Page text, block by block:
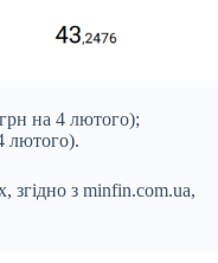
на 4 лютого);
лютого).
згідно з minfin.com.ua,